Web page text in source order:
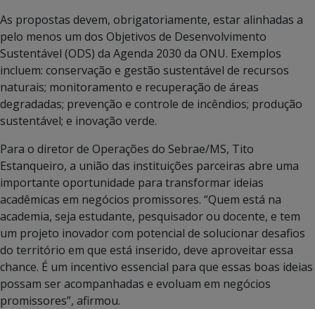
As propostas devem, obrigatoriamente, estar alinhadas a
pelo menos um dos Objetivos de Desenvolvimento
Sustentável (ODS) da Agenda 2030 da ONU. Exemplos
incluem: conservação e gestão sustentável de recursos
naturais; monitoramento e recuperação de áreas
degradadas; prevenção e controle de incêndios; produção
sustentável; e inovação verde.
Para o diretor de Operações do Sebrae/MS, Tito
Estanqueiro, a união das instituições parceiras abre uma
importante oportunidade para transformar ideias
acadêmicas em negócios promissores. “Quem está na
academia, seja estudante, pesquisador ou docente, e tem
um projeto inovador com potencial de solucionar desafios
do território em que está inserido, deve aproveitar essa
chance. É um incentivo essencial para que essas boas ideias
possam ser acompanhadas e evoluam em negócios
promissores”, afirmou.